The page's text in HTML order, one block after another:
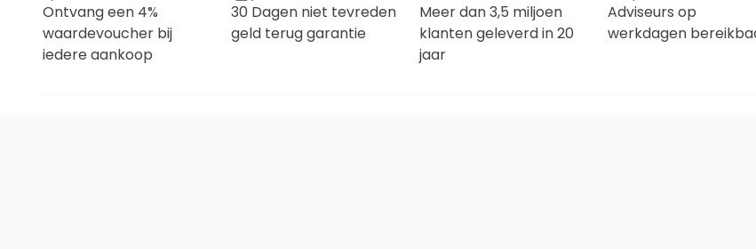
Ontvang een 4%
waardevoucher bij
iedere aankoop
30 Dagen niet tevreden
geld terug garantie
Meer dan 3,5 miljoen
klanten geleverd in 20
jaar
Adviseurs op
werkdagen